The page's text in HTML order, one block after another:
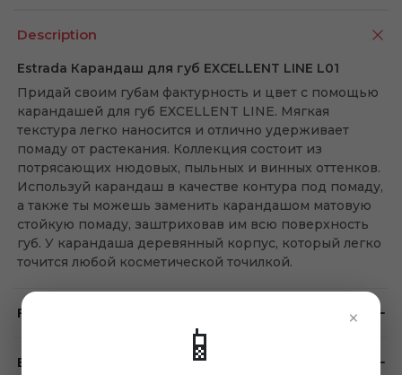
×
📱
Description
Estrada Карандаш для губ EXCELLENT LINE L01
Придай своим губам фактурность и цвет с помощью
карандашей для губ EXCELLENT LINE. Мягкая
текстура легко наносится и отлично удерживает
помаду от растекания. Коллекция состоит из
потрясающих нюдовых, пыльных и винных оттенков.
Используй карандаш в качестве контура под помаду,
а также ты можешь заменить карандашом матовую
стойкую помаду, заштриховав им всю поверхность
губ. У карандаша деревянный корпус, который легко
точится любой косметической точилкой.
Feedback
Brand